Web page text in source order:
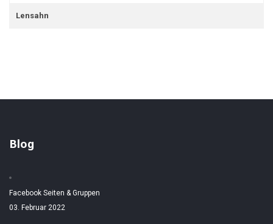
Lensahn
Blog
Facebook Seiten & Gruppen
03. Februar 2022